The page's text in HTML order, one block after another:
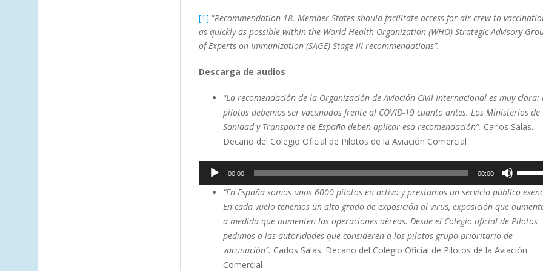
[1] “Recommendation 18. Member States should facilitate access for air crew to
as quickly as possible within the World Health Organization (WHO) Strategic Advisory
of Experts on Immunization (SAGE) Stage III recommendations”.
Descarga de audios
“La recomendación de la Organización de Aviación Civil Internacional es muy clara:
pilotos debemos ser vacunados frente al COVID-19 cuanto antes. Los Ministerios de
Sanidad y Transporte de España deben aplicar esa recomendación”. Carlos Salas.
Decano del Colegio Oficial de Pilotos de la Aviación Comercial
Reproductor
audio
00:00 00:00
teclas
de
flecha
para
“En España somos unos 6000 pilotos en activo y prestamos un servicio público
En cada vuelo tenemos un alto grado de exposición al virus, exposición que
a medida que aumenten las operaciones aéreas. Desde el Colegio oficial de Pilotos
pedimos a las autoridades que consideren a los pilotos grupo prioritario de
vacunación”. Carlos Salas. Decano del Colegio Oficial de Pilotos de la Aviación
Comercial